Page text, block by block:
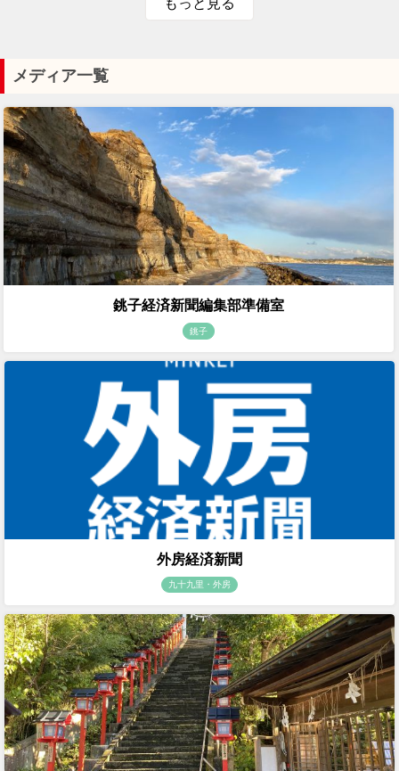
もっと見る
メディア一覧
銚子経済新聞編集部準備室
銚子
外房経済新聞
九十九里・外房